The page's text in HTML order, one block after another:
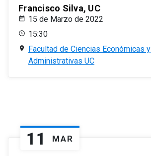
Francisco Silva, UC
15 de Marzo de 2022
15:30
Facultad de Ciencias Económicas y
Administrativas UC
11 MAR